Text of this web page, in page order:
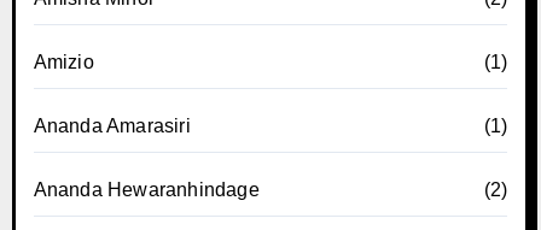
Amizio (1)
Ananda Amarasiri (1)
Ananda Hewaranhindage (2)